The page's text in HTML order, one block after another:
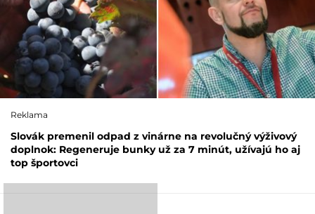
Reklama
Slovák premenil odpad z vinárne na revolučný výživový
doplnok: Regeneruje bunky už za 7 minút, užívajú ho aj
top športovci